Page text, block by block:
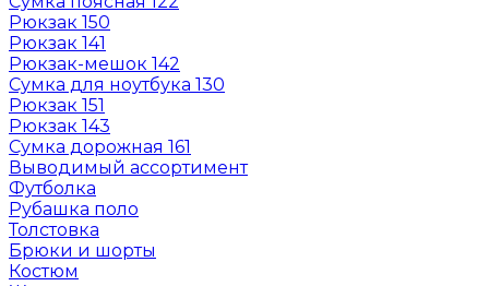
Рюкзак 150
Рюкзак 141
Рюкзак-мешок 142
Сумка для ноутбука 130
Рюкзак 151
Рюкзак 143
Сумка дорожная 161
Выводимый ассортимент
Футболка
Рубашка поло
Толстовка
Брюки и шорты
Костюм